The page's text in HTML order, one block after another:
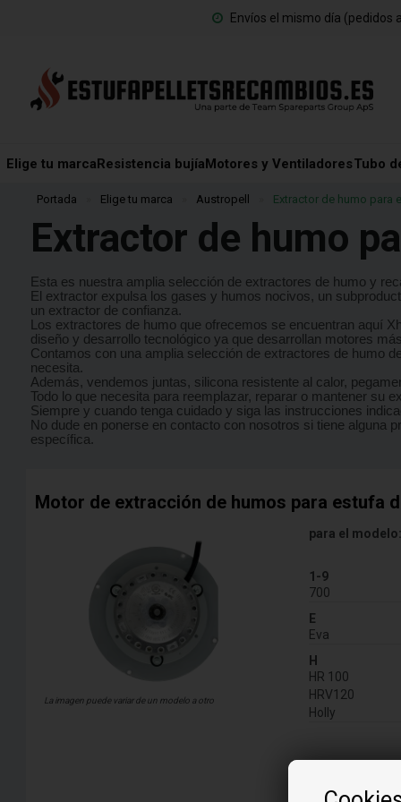
Envíos el mismo día (pedidos
Elige tu marcaResistencia bujíaMotores y VentiladoresTubo
Portada Elige tu marca Austropell Extractor de humo para
Extractor de humo
Esta es nuestra amplia selección de extractores de humo y
El extractor expulsa los gases y humos nocivos, un
un extractor de confianza.
Los extractores de humo que ofrecemos se encuentran aquí
diseño y desarrollo tecnológico ya que desarrollan motores
Contamos con una amplia selección de extractores de humo
necesita.
Además, vendemos juntas, silicona resistente al calor,
Todo lo que necesita para reemplazar, reparar o mantener su
Siempre y cuando tenga cuidado y siga las instrucciones
No dude en ponerse en contacto con nosotros si tiene
específica.
Motor de extracción de humos para estufa
La imagen puede variar de un modelo a otro
para el modelo:
1-9
700
E
Eva
H
HR 100
HRV120
Holly